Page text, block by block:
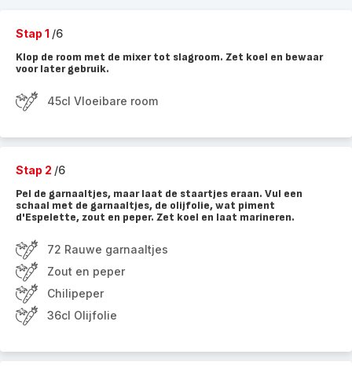
Stap 1 /6
Klop de room met de mixer tot slagroom. Zet koel en bewaar
voor later gebruik.
45cl Vloeibare room
Stap 2 /6
Pel de garnaaltjes, maar laat de staartjes eraan. Vul een
schaal met de garnaaltjes, de olijfolie, wat piment
d'Espelette, zout en peper. Zet koel en laat marineren.
72 Rauwe garnaaltjes
Zout en peper
Chilipeper
36cl Olijfolie